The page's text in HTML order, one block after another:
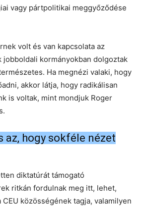
vagy pártpolitikai meggyőződése
volt és van kapcsolata az
jobboldali kormányokban dolgoztak
Ha megnézi valaki, hogy
akkor látja, hogy radikálisan
is voltak, mint mondjuk Roger
az, hogy sokféle nézet
diktatúrát támogató
ritkán fordulnak meg itt, lehet,
közösségének tagja, valamilyen